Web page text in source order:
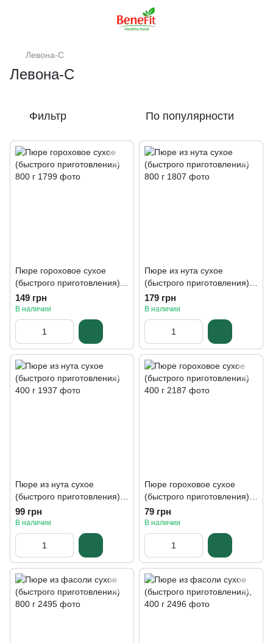
Левона-С
Левона-С
Фильтр По популярности
Пюре гороховое сухое
(быстрого приготовления)
800 г
149 грн
В наличии
Пюре из нута сухое
(быстрого приготовления)
800 г
179 грн
В наличии
Пюре из нута сухое
(быстрого приготовления)
400 г
99 грн
В наличии
Пюре гороховое сухое
(быстрого приготовления)
400 г
79 грн
В наличии